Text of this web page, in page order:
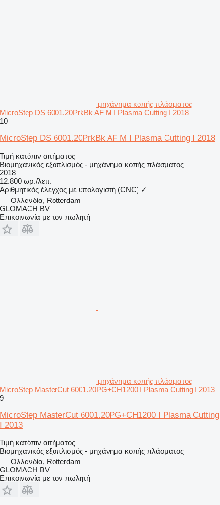
μηχάνημα κοπής πλάσματος
MicroStep DS 6001.20PrkBk AF M I Plasma Cutting I 2018
10
MicroStep DS 6001.20PrkBk AF M I Plasma Cutting I 2018
Τιμή κατόπιν αιτήματος
Βιομηχανικός εξοπλισμός - μηχάνημα κοπής πλάσματος
2018
12.800 ωρ./λειτ.
Αριθμητικός έλεγχος με υπολογιστή (CNC) ✓
Ολλανδία, Rotterdam
GLOMACH BV
Επικοινωνία με τον πωλητή
μηχάνημα κοπής πλάσματος
MicroStep MasterCut 6001.20PG+CH1200 I Plasma Cutting I 2013
9
MicroStep MasterCut 6001.20PG+CH1200 I Plasma Cutting
I 2013
Τιμή κατόπιν αιτήματος
Βιομηχανικός εξοπλισμός - μηχάνημα κοπής πλάσματος
Ολλανδία, Rotterdam
GLOMACH BV
Επικοινωνία με τον πωλητή